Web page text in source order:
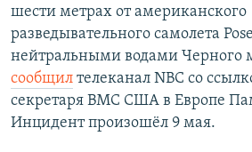
шести метрах от американского
разведывательного самолета
нейтральными водами Черного
сообщил телеканал NBC со
секретаря ВМС США в Европе
Инцидент произошёл 9 мая.